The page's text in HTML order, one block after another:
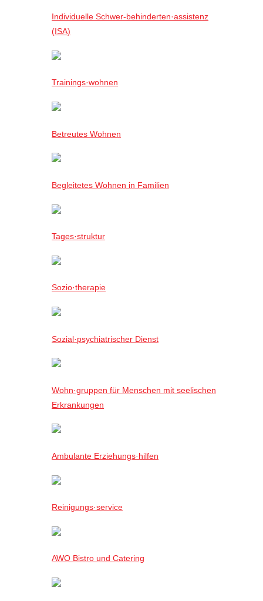
Individuelle Schwer-behinderten·assistenz
(ISA)
Trainings·wohnen
Betreutes Wohnen
Begleitetes Wohnen in Familien
Tages·struktur
Sozio·therapie
Sozial·psychiatrischer Dienst
Wohn·gruppen für Menschen mit seelischen
Erkrankungen
Ambulante Erziehungs·hilfen
Reinigungs·service
AWO Bistro und Catering